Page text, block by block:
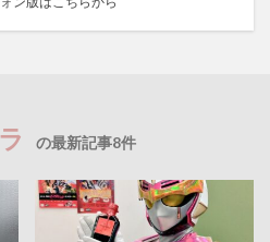
の最新記事8件